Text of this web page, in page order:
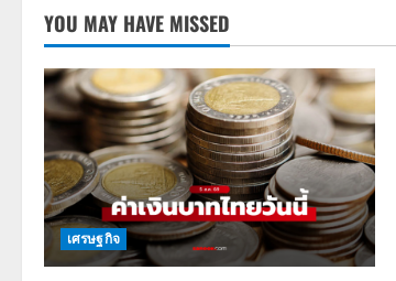
YOU MAY HAVE MISSED
เศรษฐกิจ